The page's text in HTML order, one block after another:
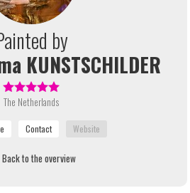
by
KUNSTSCHILDER
The Netherlands
Back to the overview